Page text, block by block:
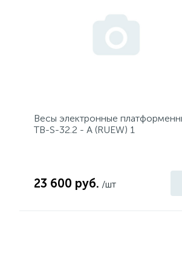
Весы электронные
TB-S-32.2 - A (RUEW) 1
23 600 руб. /шт